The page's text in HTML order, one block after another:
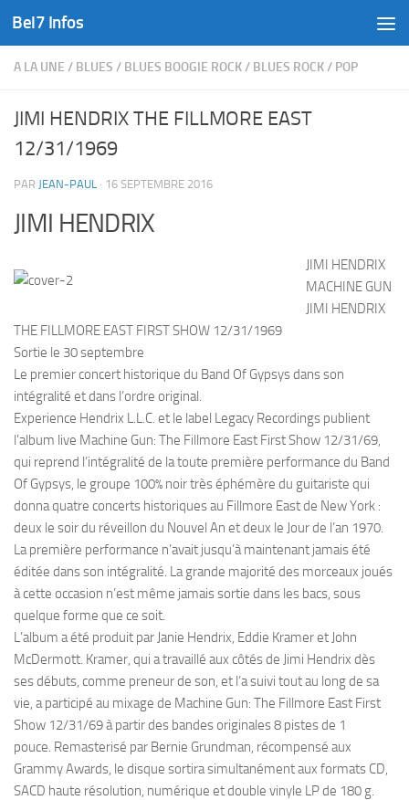
Skip to content
Bel7 Infos
A LA UNE / BLUES / BLUES BOOGIE ROCK/ BLUES ROCK/ POP
JIMI HENDRIX THE FILLMORE EAST
12/31/1969
PAR JEAN-PAUL · 16 SEPTEMBRE 2016
JIMI HENDRIX
JIMI HENDRIX
MACHINE GUN
JIMI HENDRIX
THE FILLMORE EAST FIRST SHOW 12/31/1969
Sortie le 30 septembre
Le premier concert historique du Band Of Gypsys dans son
intégralité et dans l’ordre original.
Experience Hendrix L.L.C. et le label Legacy Recordings publient
l’album live Machine Gun: The Fillmore East First Show 12/31/69,
qui reprend l’intégralité de la toute première performance du Band
Of Gypsys, le groupe 100% noir très éphémère du guitariste qui
donna quatre concerts historiques au Fillmore East de New York :
deux le soir du réveillon du Nouvel An et deux le Jour de l’an 1970.
La première performance n’avait jusqu’à maintenant jamais été
éditée dans son intégralité. La grande majorité des morceaux joués
à cette occasion n’est même jamais sortie dans les bacs, sous
quelque forme que ce soit.
L’album a été produit par Janie Hendrix, Eddie Kramer et John
McDermott. Kramer, qui a travaillé aux côtés de Jimi Hendrix dès
ses débuts, comme preneur de son, et l’a suivi tout au long de sa
vie, a participé au mixage de Machine Gun: The Fillmore East First
Show 12/31/69 à partir des bandes originales 8 pistes de 1
pouce. Remasterisé par Bernie Grundman, récompensé aux
Grammy Awards, le disque sortira simultanément aux formats CD,
SACD haute résolution, numérique et double vinyle LP de 180 g.